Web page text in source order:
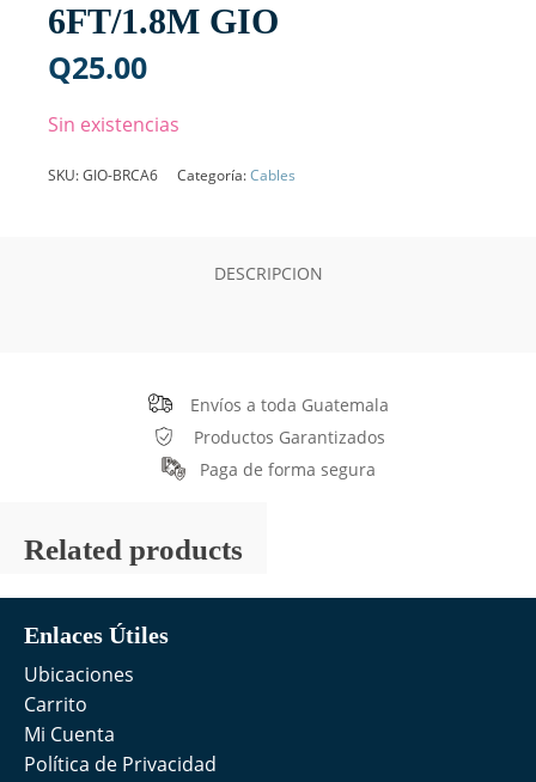
6FT/1.8M GIO
Q25.00
Sin existencias
SKU:GIO-BRCA6 Categoría:Cables
DESCRIPCION
Envíos a toda Guatemala
Productos Garantizados
Paga de forma segura
Related products
Enlaces Útiles
Ubicaciones
Carrito
Mi Cuenta
Política de Privacidad